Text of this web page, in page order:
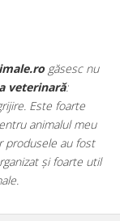
găsesc nu
veterinară:
Este foarte
animalul meu
produsele au fost
și foarte util